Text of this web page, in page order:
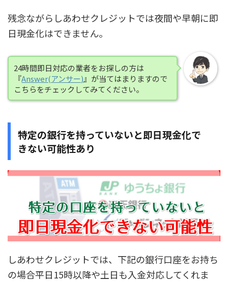
残念ながらしあわせクレジットでは夜間や早朝に即
日現金化はできません。
24時間即日対応の業者をお探しの方は
『Answer(アンサー)』が当てはまりますので
こちらをチェックしてみてください。
特定の銀行を持っていないと即日現金化で
きない可能性あり
しあわせクレジットでは、下記の銀行口座をお持ち
の場合平日15時以降や土日も入金対応してくれま